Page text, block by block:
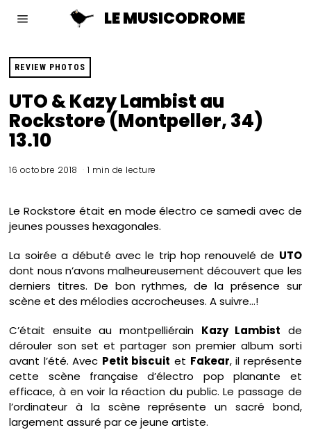
LE MUSICODROME
REVIEW PHOTOS
UTO & Kazy Lambist au
Rockstore (Montpeller, 34)
13.10
16 octobre 2018 1 min de lecture
Le Rockstore était en mode électro ce samedi avec de
jeunes pousses hexagonales.
La soirée a débuté avec le trip hop renouvelé de UTO
dont nous n’avons malheureusement découvert que les
derniers titres. De bon rythmes, de la présence sur
scène et des mélodies accrocheuses. A suivre…!
C’était ensuite au montpelliérain Kazy Lambist de
dérouler son set et partager son premier album sorti
avant l’été. Avec Petit biscuit et Fakear, il représente
cette scène française d’électro pop planante et
efficace, à en voir la réaction du public. Le passage de
l’ordinateur à la scène représente un sacré bond,
largement assuré par ce jeune artiste.